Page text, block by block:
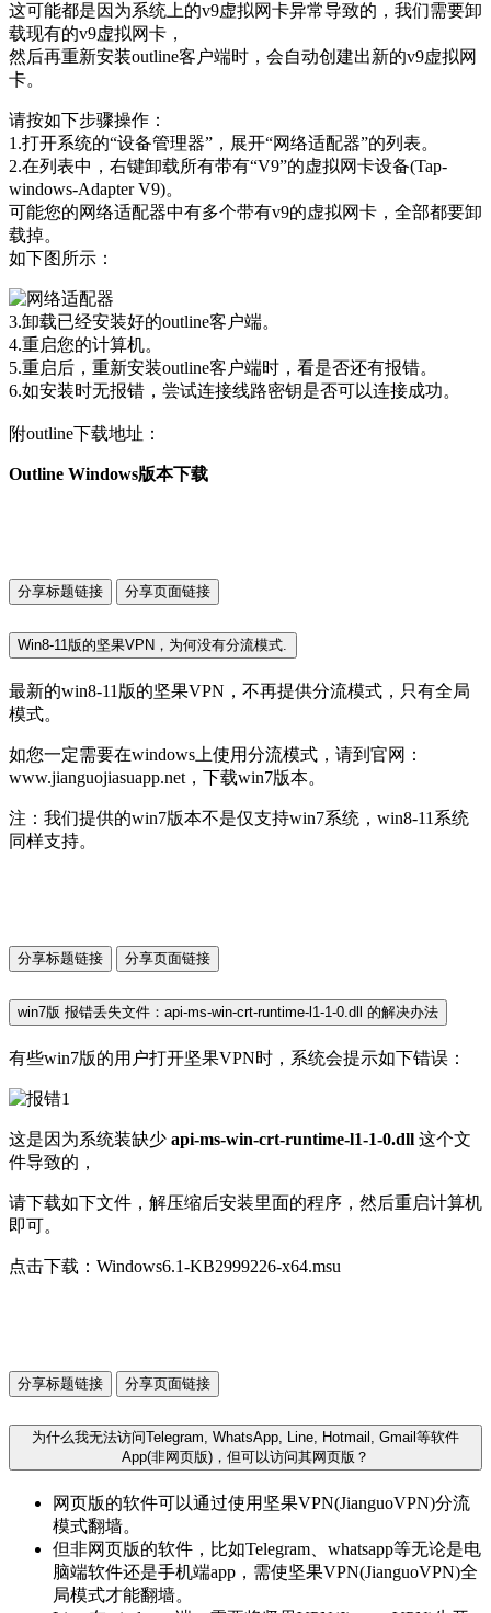
这可能都是因为系统上的v9虚拟网卡异常导致的，我们需要卸
载现有的v9虚拟网卡，
然后再重新安装outline客户端时，会自动创建出新的v9虚拟网
卡。
请按如下步骤操作：
1.打开系统的“设备管理器”，展开“网络适配器”的列表。
2.在列表中，右键卸载所有带有“V9”的虚拟网卡设备(Tap-
windows-Adapter V9)。
可能您的网络适配器中有多个带有v9的虚拟网卡，全部都要卸
载掉。
如下图所示：
3.卸载已经安装好的outline客户端。
4.重启您的计算机。
5.重启后，重新安装outline客户端时，看是否还有报错。
6.如安装时无报错，尝试连接线路密钥是否可以连接成功。
附outline下载地址：
Outline Windows版本下载
分享标题链接 分享页面链接
Win8-11版的坚果VPN，为何没有分流模式.
最新的win8-11版的坚果VPN，不再提供分流模式，只有全局
模式。
如您一定需要在windows上使用分流模式，请到官网：
www.jianguojiasuapp.net，下载win7版本。
注：我们提供的win7版本不是仅支持win7系统，win8-11系统
同样支持。
分享标题链接 分享页面链接
win7版 报错丢失文件：api-ms-win-crt-runtime-l1-1-0.dll 的解决办法
有些win7版的用户打开坚果VPN时，系统会提示如下错误：
这是因为系统装缺少 api-ms-win-crt-runtime-l1-1-0.dll 这个文
件导致的，
请下载如下文件，解压缩后安装里面的程序，然后重启计算机
即可。
点击下载：Windows6.1-KB2999226-x64.msu
分享标题链接 分享页面链接
为什么我无法访问Telegram, WhatsApp, Line, Hotmail, Gmail等软件
App(非网页版)，但可以访问其网页版？
网页版的软件可以通过使用坚果VPN(JianguoVPN)分流
模式翻墙。
但非网页版的软件，比如Telegram、whatsapp等无论是电
脑端软件还是手机端app，需使坚果VPN(JianguoVPN)全
局模式才能翻墙。